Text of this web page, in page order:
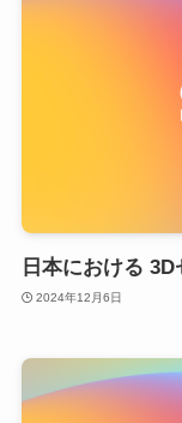
日本における
2024年12月6日